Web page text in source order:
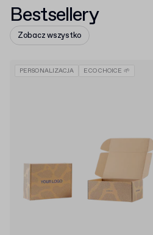
Bestsellery
Zobacz wszystko
PERSONALIZACJA ECO CHOICE 🌱